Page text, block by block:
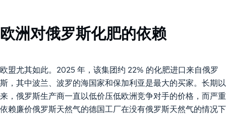
欧洲对俄罗斯化肥的依赖
欧盟尤其如此。2025 年，该集团约 22% 的化肥进口来自俄罗
斯，其中波兰、波罗的海国家和保加利亚是最大的买家。长期以
来，俄罗斯生产商一直以低价压低欧洲竞争对手的价格，而严重
依赖廉价俄罗斯天然气的德国工厂在没有俄罗斯天然气的情况下